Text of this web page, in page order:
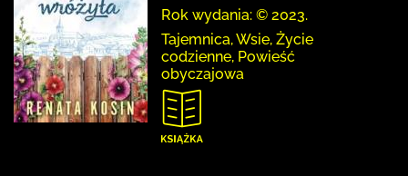
Rok wydania: © 2023.
Tajemnica, Wsie, Życie
codzienne, Powieść
obyczajowa